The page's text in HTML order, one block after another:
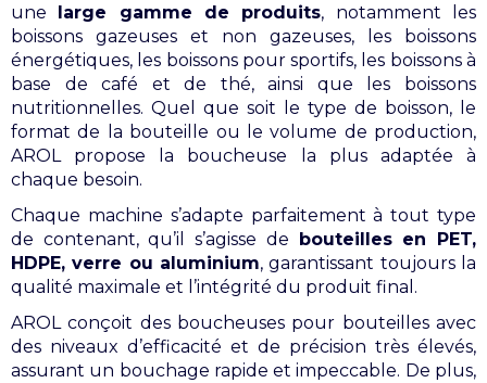
une large gamme de produits, notamment les
boissons gazeuses et non gazeuses, les boissons
énergétiques, les boissons pour sportifs, les boissons à
base de café et de thé, ainsi que les boissons
nutritionnelles. Quel que soit le type de boisson, le
format de la bouteille ou le volume de production,
AROL propose la boucheuse la plus adaptée à
chaque besoin.
Chaque machine s’adapte parfaitement à tout type
de contenant, qu’il s’agisse de bouteilles en PET,
HDPE, verre ou aluminium, garantissant toujours la
qualité maximale et l’intégrité du produit final.
AROL conçoit des boucheuses pour bouteilles avec
des niveaux d’efficacité et de précision très élevés,
assurant un bouchage rapide et impeccable. De plus,